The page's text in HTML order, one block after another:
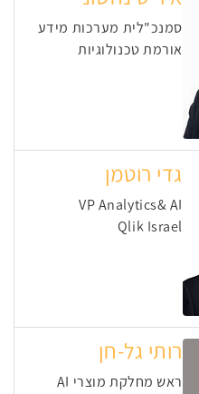
סמנכ"לית מערכות מידע
אורמת טכנולוגיות
גדי רוטמן
VP Analytics& AI
Qlik Israel
רותי גל-חן
ראש מחלקת מוצרי AI